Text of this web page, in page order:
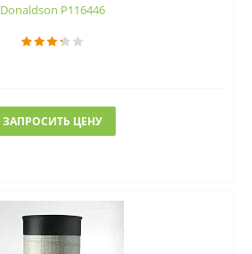
Donaldson P116446
ЗАПРОСИТЬ ЦЕНУ